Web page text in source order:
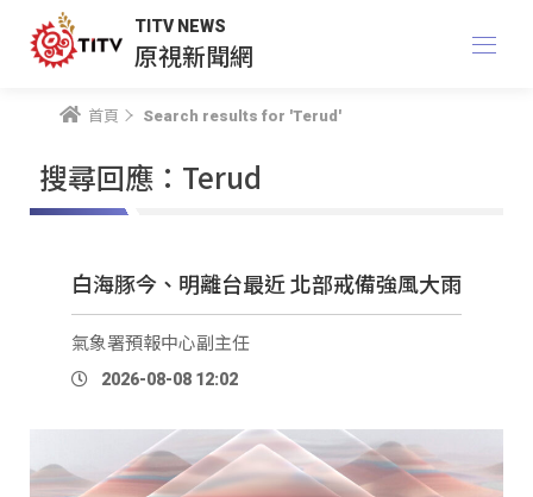
TITV NEWS
原視新聞網
首頁 Search results for 'Terud'
搜尋回應：Terud
白海豚今、明離台最近 北部戒備強風大雨
氣象署預報中心副主任
2026-08-08 12:02